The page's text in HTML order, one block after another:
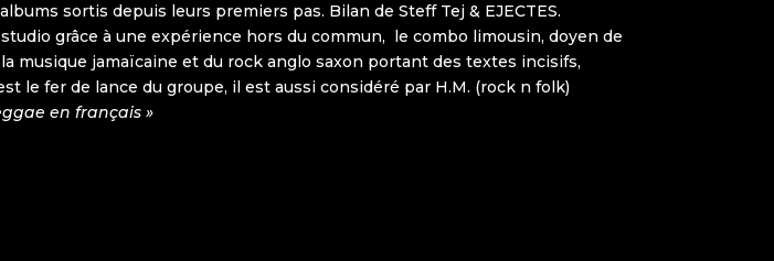
sortis depuis leurs premiers pas. Bilan de Steff Tej & EJECTES.
grâce à une expérience hors du commun, le combo limousin, doyen de
musique jamaïcaine et du rock anglo saxon portant des textes incisifs,
le fer de lance du groupe, il est aussi considéré par H.M. (rock n folk)
en français »